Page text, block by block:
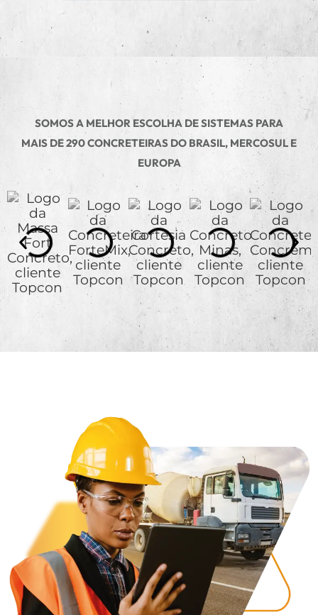
SOMOS A MELHOR ESCOLHA DE SISTEMAS PARA
MAIS DE 290 CONCRETEIRAS DO BRASIL, MERCOSUL E
EUROPA